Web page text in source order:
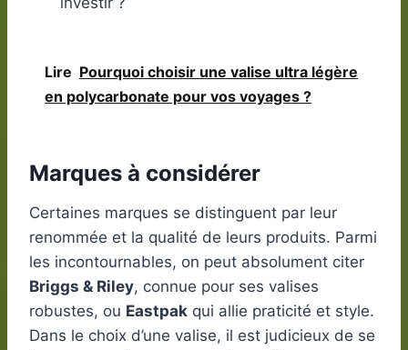
Lire Pourquoi choisir une valise ultra légère
en polycarbonate pour vos voyages ?
Marques à considérer
Certaines marques se distinguent par leur
renommée et la qualité de leurs produits. Parmi
les incontournables, on peut absolument citer
Briggs & Riley, connue pour ses valises
robustes, ou Eastpak qui allie praticité et style.
Dans le choix d’une valise, il est judicieux de se